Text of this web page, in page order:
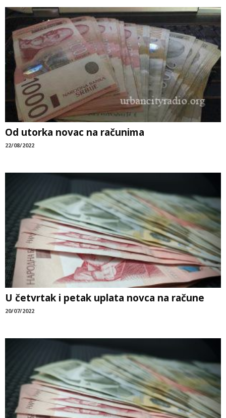
Od utorka novac na računima
22/08/2022
U četvrtak i petak uplata novca na račune
20/07/2022